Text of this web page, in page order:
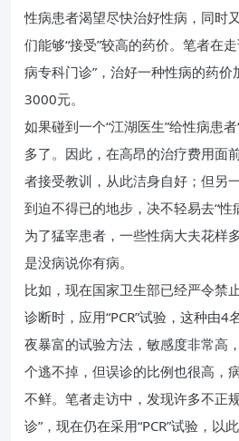
性病患者渴望尽快治好性病，同时
们能够“接受”较高的药价。笔者在
病专科门诊”，治好一种性病的药
3000元。
如果碰到一个“江湖医生”给性病患
多了。因此，在高昂的治疗费用面
者接受教训，从此洁身自好；但另
到迫不得已的地步，决不轻易去“性
为了猛宰患者，一些性病大夫花样
是没病说你有病。
比如，现在国家卫生部已经严令禁
诊断时，应用“PCR”试验，这种由4
夜暴富的试验方法，敏感度非常高
个逃不掉，但误诊的比例也很高，
不鲜。笔者走访中，发现许多不正
诊”，现在仍在采用“PCR”试验，以